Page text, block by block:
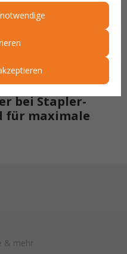
gelten nur als Indiz und
vom Originalhersteller des
7915492632
bei Stapler-
für maximale
& mehr